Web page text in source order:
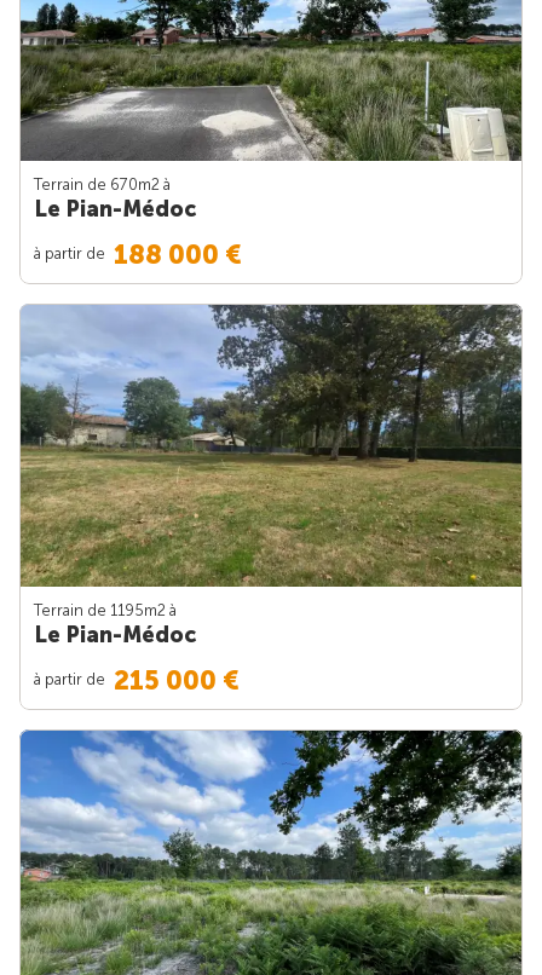
Terrain de 670m2 à
Le Pian-Médoc
à partir de 188 000 €
Terrain de 1195m2 à
Le Pian-Médoc
à partir de 215 000 €